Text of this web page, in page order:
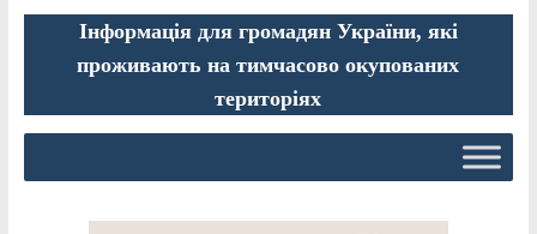
Інформація для громадян України, які
проживають на тимчасово окупованих
територіях